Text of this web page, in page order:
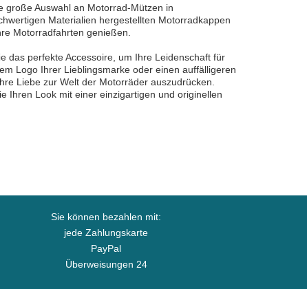
große Auswahl an Motorrad-Mützen in
Materialien hergestellten Motorradkappen
Motorradfahrten genießen.
das perfekte Accessoire, um Ihre Leidenschaft für
Logo Ihrer Lieblingsmarke oder einen auffälligeren
Liebe zur Welt der Motorräder auszudrücken.
Ihren Look mit einer einzigartigen und originellen
Sie können bezahlen mit:
jede Zahlungskarte
PayPal
Überweisungen 24